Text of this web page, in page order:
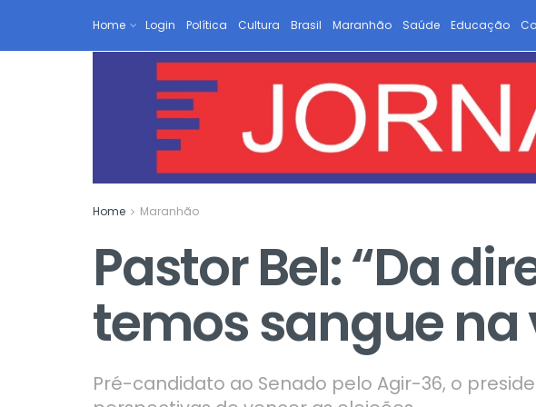
Home Login Política Cultura Brasil Maranhão Saúde Educação
Home Maranhão
Pastor Bel: “Da
temos sangue na
Pré-candidato ao Senado pelo Agir-36, o